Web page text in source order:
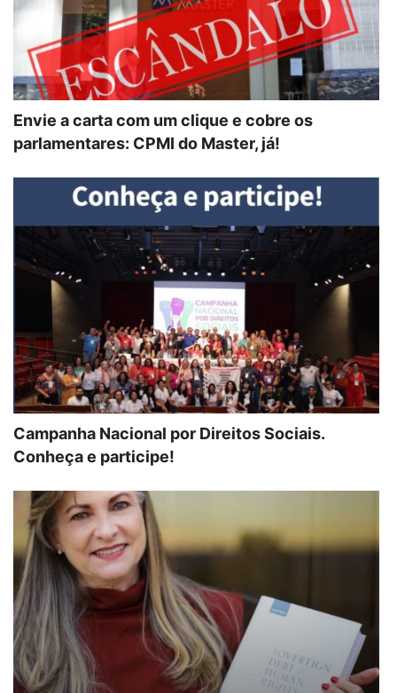
Envie a carta com um clique e cobre os
parlamentares: CPMI do Master, já!
Campanha Nacional por Direitos Sociais.
Conheça e participe!